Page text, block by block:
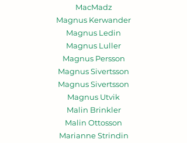
MacMadz
Magnus Kerwander
Magnus Ledin
Magnus Luller
Magnus Persson
Magnus Sivertsson
Magnus Sivertsson
Magnus Utvik
Malin Brinkler
Malin Ottosson
Marianne Strindin